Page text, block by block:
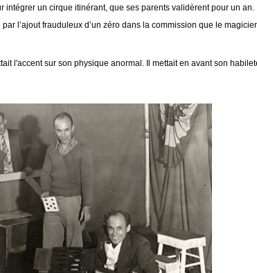
intégrer un cirque itinérant, que ses parents validèrent pour un an.
l’ajout frauduleux d’un zéro dans la commission que le
l'accent sur son physique anormal. Il mettait en avant son